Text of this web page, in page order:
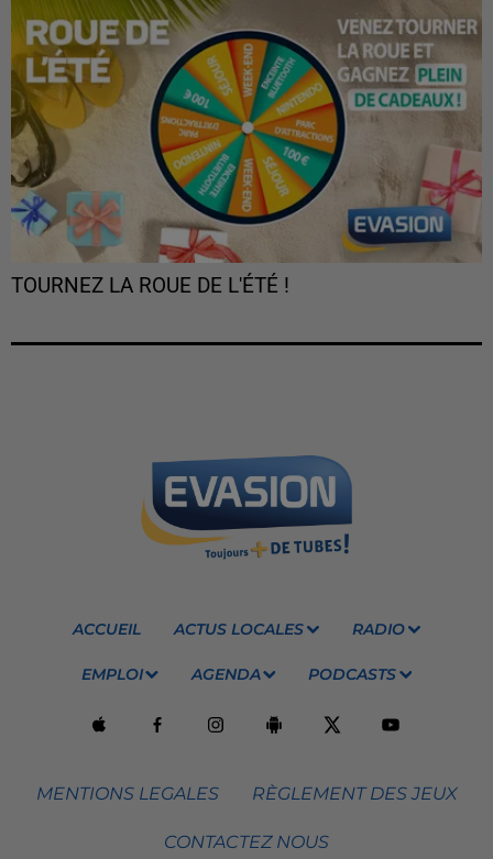
TOURNEZ LA ROUE DE L'ÉTÉ !
ACCUEIL ACTUS LOCALES RADIO
EMPLOI AGENDA PODCASTS
MENTIONS LEGALES RÈGLEMENT DES JEUX
CONTACTEZ NOUS